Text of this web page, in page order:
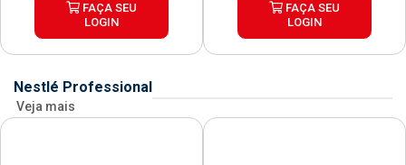
FAÇA SEU
LOGIN
FAÇA SEU
LOGIN
Nestlé Professional
Veja mais